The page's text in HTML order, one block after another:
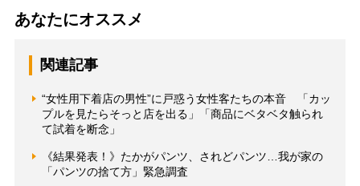
あなたにオススメ
関連記事
“女性用下着店の男性”に戸惑う女性客たちの本音 「カッ
プルを見たらそっと店を出る」「商品にベタベタ触られ
て試着を断念」
《結果発表！》たかがパンツ、されどパンツ…我が家の
「パンツの捨て方」緊急調査